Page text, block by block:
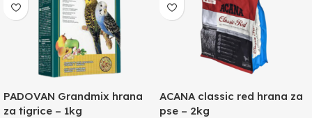
PADOVAN Grandmix hrana
za tigrice – 1kg
ACANA classic red hrana za
pse – 2kg